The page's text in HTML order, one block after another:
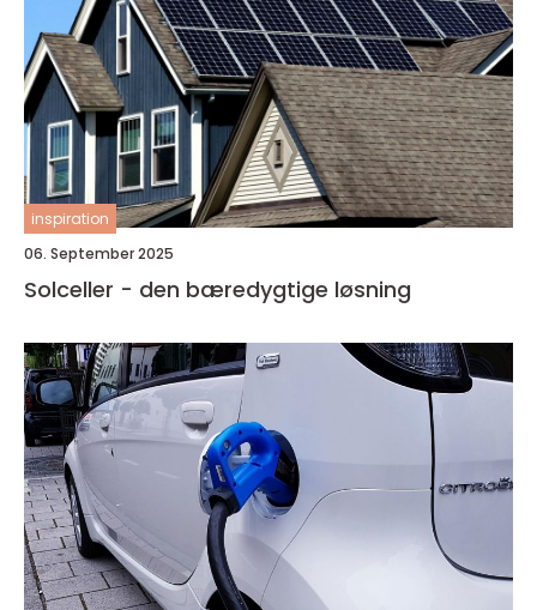
inspiration
06. September 2025
Solceller - den bæredygtige løsning